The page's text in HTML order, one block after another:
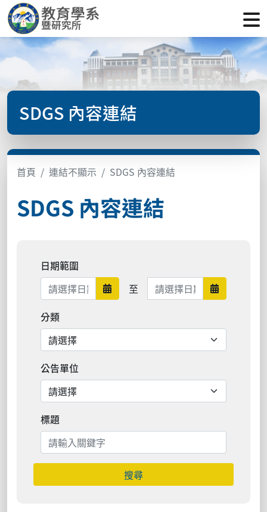
SDGS 內容連結
首頁 連結不顯示 SDGS 內容連結
SDGS 內容連結
日期範圍
日期範圍開始
至 日期範圍結束 日期範圍
分類
公告單位
標題
搜尋